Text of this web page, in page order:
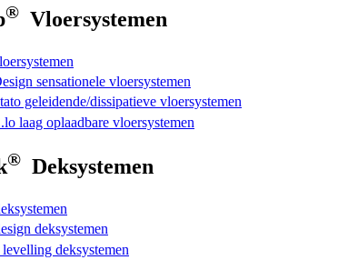
® Vloersystemen
sensationele vloersystemen
geleidende/dissipatieve vloersystemen
laag oplaadbare vloersystemen
® Deksystemen
deksystemen
levelling deksystemen